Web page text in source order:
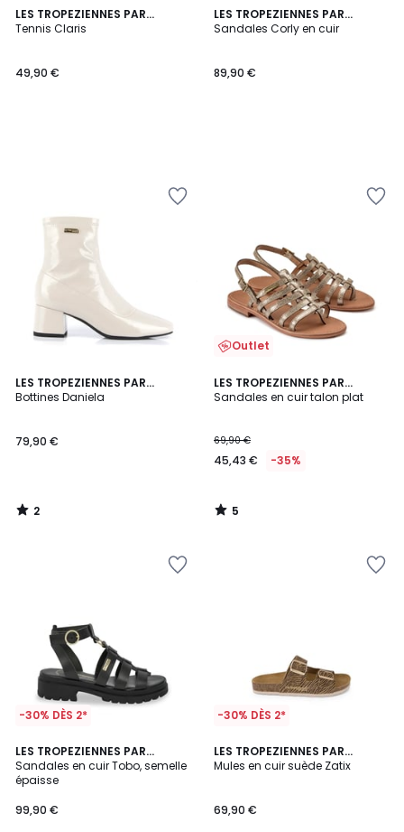
LES TROPEZIENNES PAR
M.BELARBI
Tennis Claris
49,90 €
LES TROPEZIENNES PAR
M.BELARBI
Sandales Corly en cuir
89,90 €
LES TROPEZIENNES PAR
M.BELARBI
Bottines Daniela
79,90 €
2
/
2
/
Outlet
LES TROPEZIENNES PAR
M.BELARBI
Sandales en cuir talon plat
69,90 €
45,43 € -35%
5
/
5
/
-30% DÈS 2*
LES TROPEZIENNES PAR
M.BELARBI
Sandales en cuir Tobo, semelle
épaisse
99,90 €
-30% DÈS 2*
LES TROPEZIENNES PAR
M.BELARBI
Mules en cuir suède Zatix
69,90 €